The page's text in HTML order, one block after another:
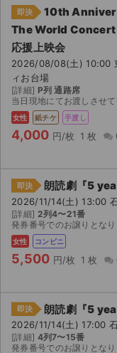
チケットジャム利用規
特定商取引法に基づく
公演登録依頼
不正転売禁止法につい
音楽情報
即決
10th
The World Concert
応援上映会
2026/08/08(土) 10:00
ィお台場
[詳細] P列 通路席
当日現地にてお渡しさせて
女性 紙チケ 手渡し
4,000 円/枚 1 枚
即決 朗読劇『5
2026/11/14(土) 13:00
[詳細] 2列4〜21番
発券番号でのお譲りとな
女性 コンビニ
5,500 円/枚 1 枚
即決 朗読劇『5
2026/11/14(土) 17:00
[詳細] 4列7〜15番
発券番号でのお譲りとな